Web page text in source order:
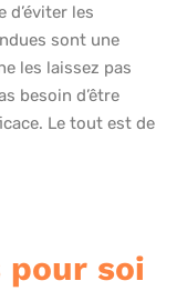
d’éviter les
sont une
les laissez pas
besoin d’être
Le tout est de
pour soi